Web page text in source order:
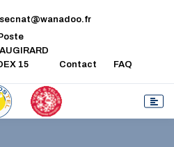
15
Contact FAQ